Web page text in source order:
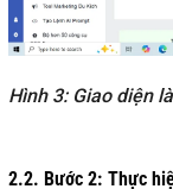
Hình 3: Giao diện
2.2. Bước 2: Thực